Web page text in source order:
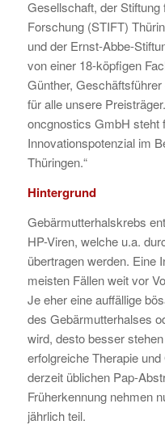
Gesellschaft, der Stiftung
Forschung (STIFT)
und der Ernst-Abbe-
von einer 18-köpfigen
Günther,
für alle unsere
oncgnostics GmbH steht
Innovationspotenzial im
Thüringen.“
Hintergrund
Gebärmutterhalskrebs
HP-Viren, welche u.a.
übertragen werden. Eine
meisten Fällen weit vor
Je eher eine auffällige
des Gebärmutterhalses
wird, desto besser
erfolgreiche Therapie
derzeit üblichen Pap-
Früherkennung nehmen
jährlich teil.